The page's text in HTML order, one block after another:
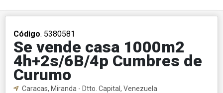
Código. 5380581
Se vende casa 1000m2
4h+2s/6B/4p Cumbres de
Curumo
Caracas, Miranda - Dtto. Capital, Venezuela